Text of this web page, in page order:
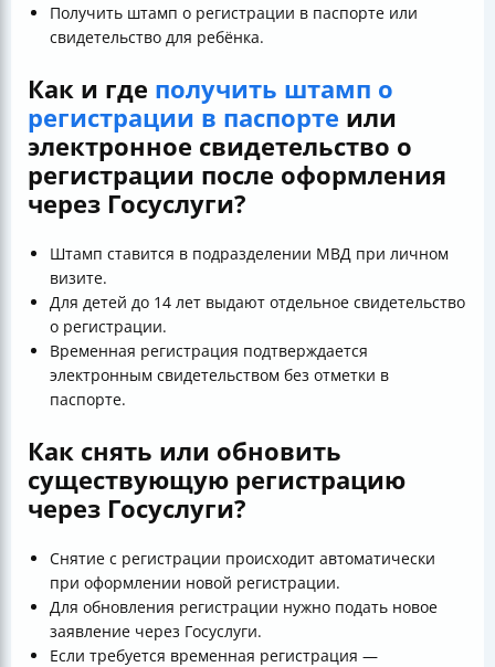
Получить штамп о регистрации в паспорте или
свидетельство для ребёнка.
Как и где получить штамп о
регистрации в паспорте или
электронное свидетельство о
регистрации после оформления
через Госуслуги?
Штамп ставится в подразделении МВД при личном
визите.
Для детей до 14 лет выдают отдельное свидетельство
о регистрации.
Временная регистрация подтверждается
электронным свидетельством без отметки в
паспорте.
Как снять или обновить
существующую регистрацию
через Госуслуги?
Снятие с регистрации происходит автоматически
при оформлении новой регистрации.
Для обновления регистрации нужно подать новое
заявление через Госуслуги.
Если требуется временная регистрация —